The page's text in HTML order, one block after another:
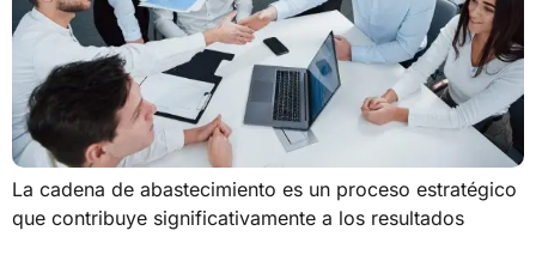
La cadena de abastecimiento es un proceso estratégico
que contribuye significativamente a los resultados